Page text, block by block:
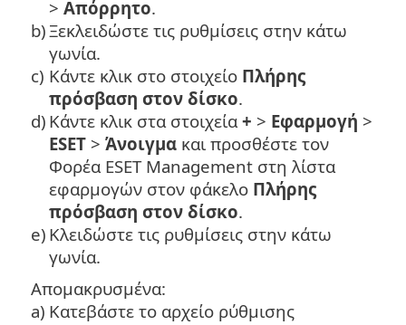
> Απόρρητο.
b)Ξεκλειδώστε τις ρυθμίσεις στην κάτω
γωνία.
c) Κάντε κλικ στο στοιχείο Πλήρης
πρόσβαση στον δίσκο.
d) Κάντε κλικ στα στοιχεία+ > Εφαρμογή >
ESET > Άνοιγμα και προσθέστε τον
Φορέα ESET Management στη λίστα
εφαρμογών στον φάκελο Πλήρης
πρόσβαση στον δίσκο.
e) Κλειδώστε τις ρυθμίσεις στην κάτω
γωνία.
Απομακρυσμένα:
a) Κατεβάστε το αρχείο ρύθμισης